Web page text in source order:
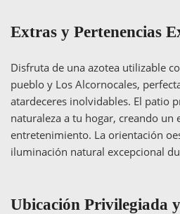
Extras y Pertenencias
Disfruta de una azotea utilizable
pueblo y Los Alcornocales,
atardeceres inolvidables. El patio
naturaleza a tu hogar, creando un
entretenimiento. La orientación
iluminación natural excepcional
Ubicación Privilegiada